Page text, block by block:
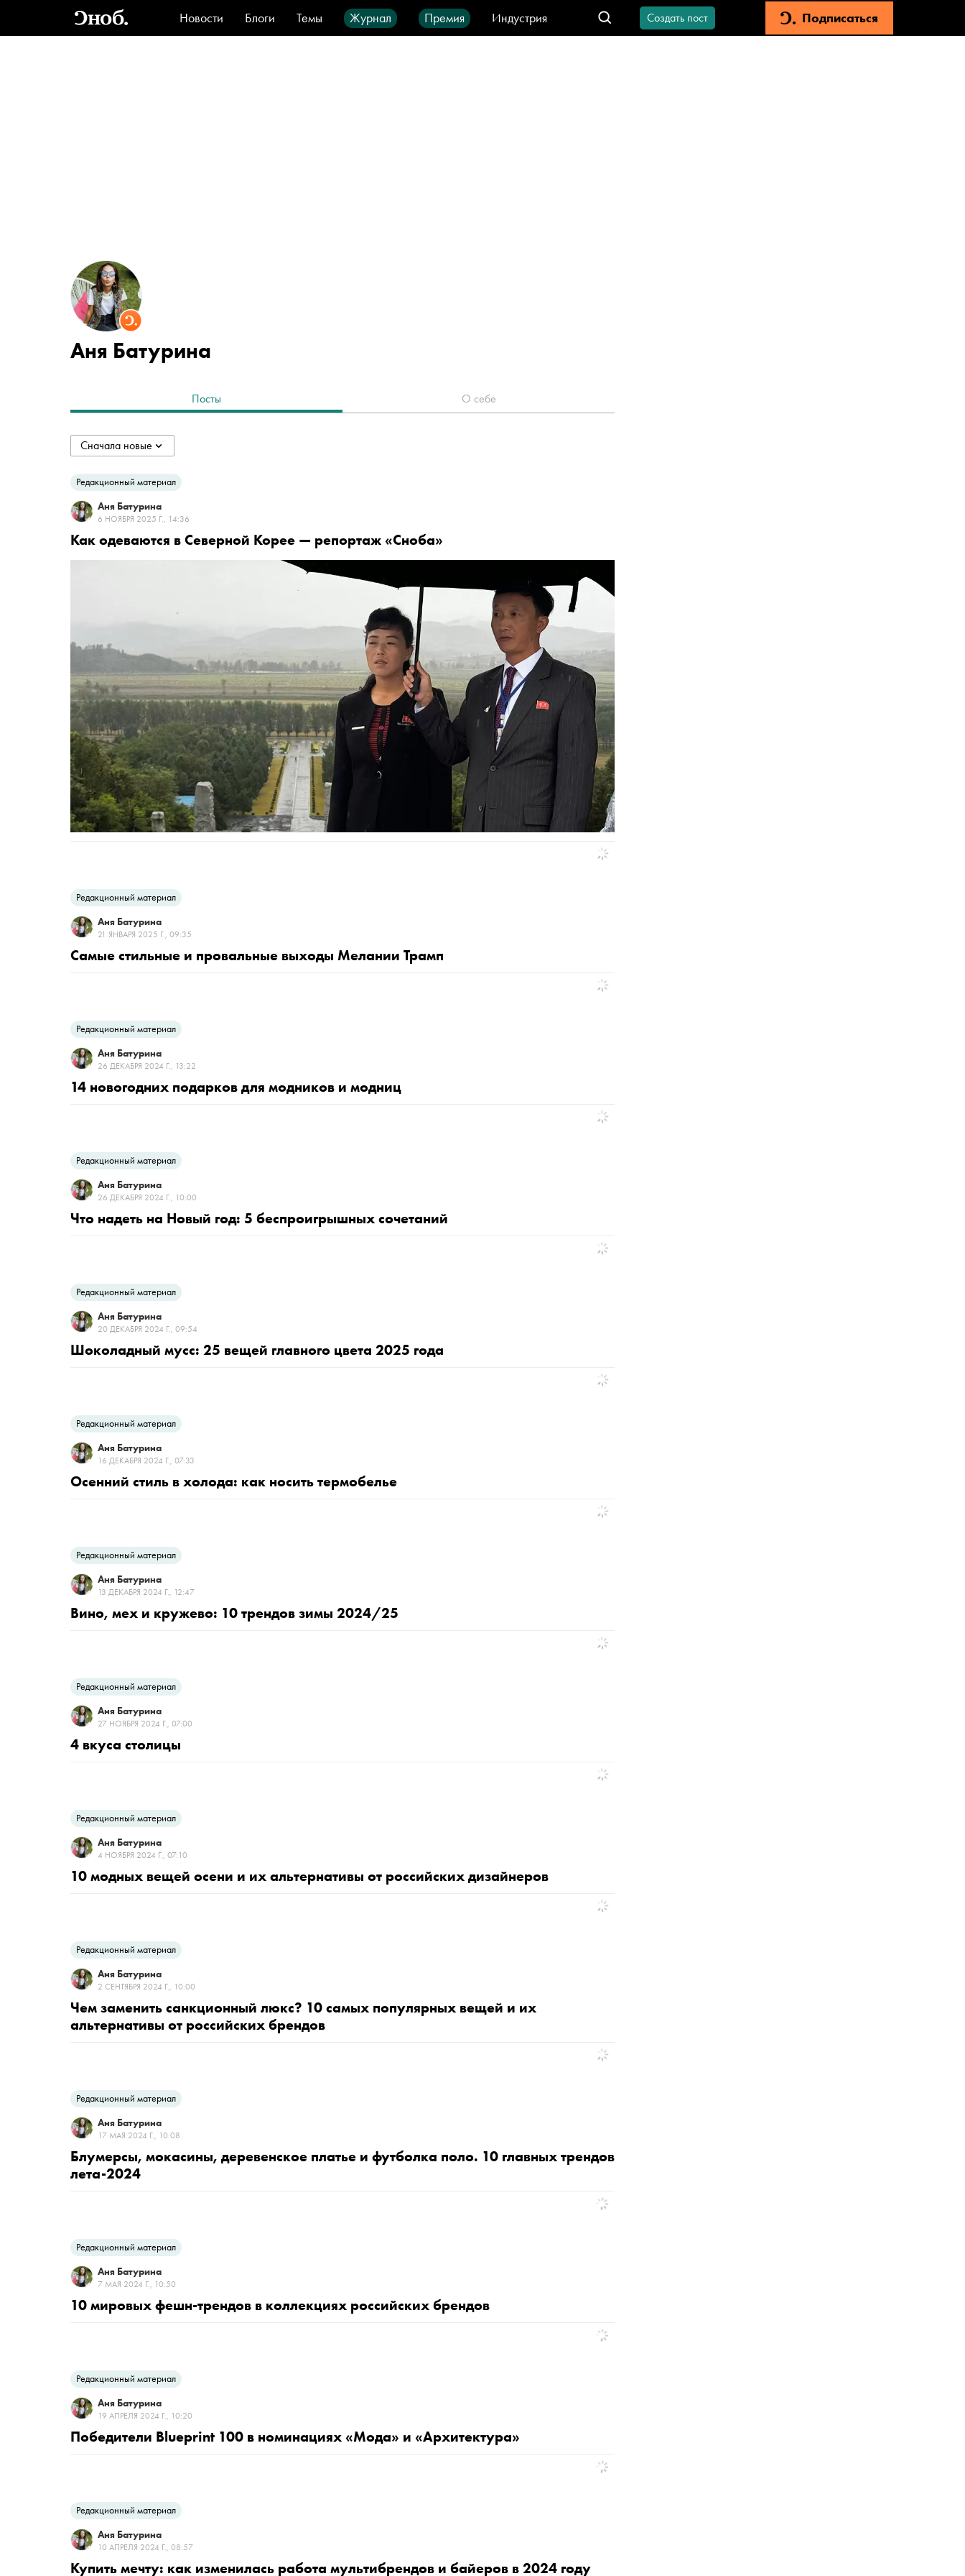
Новости Блоги Темы Журнал Премия
Индустрия
Стиль
Видео Город IT-продукты
Создать пост Подписаться
Аня Батурина
Посты О себе
Сначала новые
collapsed
Сначала новые
Сначала старые
По популярности
Редакционный материал
Аня Батурина
6 НОЯБРЯ 2025 Г., 14:36
Как одеваются в Северной Корее — репортаж «Сноба»
Редакционный материал
Аня Батурина
21 ЯНВАРЯ 2025 Г., 09:35
Самые стильные и провальные выходы Мелании Трамп
Редакционный материал
Аня Батурина
26 ДЕКАБРЯ 2024 Г., 13:22
14 новогодних подарков для модников и модниц
Редакционный материал
Аня Батурина
26 ДЕКАБРЯ 2024 Г., 10:00
Что надеть на Новый год: 5 беспроигрышных сочетаний
Редакционный материал
Аня Батурина
20 ДЕКАБРЯ 2024 Г., 09:54
Шоколадный мусс: 25 вещей главного цвета 2025 года
Редакционный материал
Аня Батурина
16 ДЕКАБРЯ 2024 Г., 07:33
Осенний стиль в холода: как носить термобелье
Редакционный материал
Аня Батурина
13 ДЕКАБРЯ 2024 Г., 12:47
Вино, мех и кружево: 10 трендов зимы 2024/25
Редакционный материал
Аня Батурина
27 НОЯБРЯ 2024 Г., 07:00
4 вкуса столицы
Редакционный материал
Аня Батурина
4 НОЯБРЯ 2024 Г., 07:10
10 модных вещей осени и их альтернативы от российских дизайнеров
Редакционный материал
Аня Батурина
2 СЕНТЯБРЯ 2024 Г., 10:00
Чем заменить санкционный люкс? 10 самых популярных вещей и их
альтернативы от российских брендов
Редакционный материал
Аня Батурина
17 МАЯ 2024 Г., 10:08
Блумерсы, мокасины, деревенское платье и футболка поло. 10 главных трендов
лета-2024
Редакционный материал
Аня Батурина
7 МАЯ 2024 Г., 10:50
10 мировых фешн-трендов в коллекциях российских брендов
Редакционный материал
Аня Батурина
19 АПРЕЛЯ 2024 Г., 10:20
Победители Blueprint 100 в номинациях «Мода» и «Архитектура»
Редакционный материал
Аня Батурина
10 АПРЕЛЯ 2024 Г., 08:57
Купить мечту: как изменилась работа мультибрендов и байеров в 2024 году